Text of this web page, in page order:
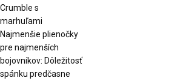
Crumble s
marhuľami
Najmenšie plienočky
pre najmenších
bojovníkov: Dôležitosť
spánku predčasne